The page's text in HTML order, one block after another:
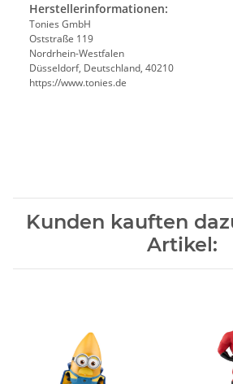
Herstellerinformationen:
Tonies GmbH
Oststraße 119
Nordrhein-Westfalen
Düsseldorf, Deutschland, 40210
https://www.tonies.de
Kunden kauften
Artikel: